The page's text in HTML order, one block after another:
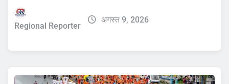
Regional Reporter
अगस्त 9, 2026